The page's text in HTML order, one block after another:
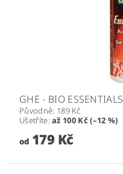
GHE - BIO ESSENTIALS
Původně: 189 Kč
Ušetříte:až 100 Kč (–12 %)
od179 Kč